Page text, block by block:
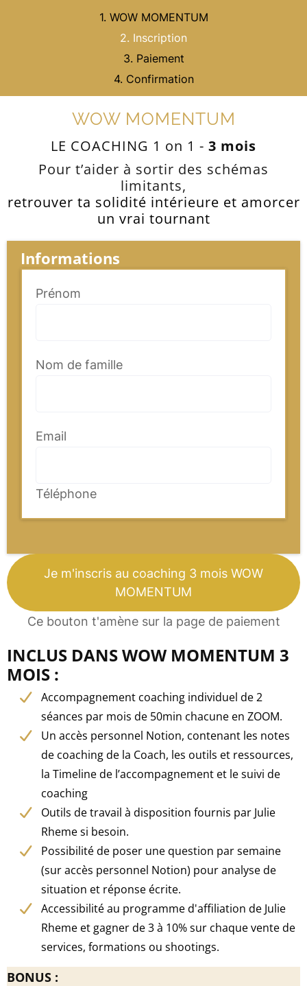
1. WOW MOMENTUM
2. Inscription
3. Paiement
4. Confirmation
WOW MOMENTUM
LE COACHING 1 on 1 - 3 mois
Pour t’aider à sortir des schémas
limitants,
retrouver ta solidité intérieure et amorcer
un vrai tournant
Informations
Prénom
Nom de famille
Email
Téléphone
Je m'inscris au coaching 3 mois WOW
MOMENTUM
Ce bouton t'amène sur la page de paiement
INCLUS DANS WOW MOMENTUM 3
MOIS :
Accompagnement coaching individuel de 2
séances par mois de 50min chacune en ZOOM.
Un accès personnel Notion, contenant les notes
de coaching de la Coach, les outils et ressources,
la Timeline de l’accompagnement et le suivi de
coaching
Outils de travail à disposition fournis par Julie
Rheme si besoin.
Possibilité de poser une question par semaine
(sur accès personnel Notion) pour analyse de
situation et réponse écrite.
Accessibilité au programme d'affiliation de Julie
Rheme et gagner de 3 à 10% sur chaque vente de
services, formations ou shootings.
BONUS :